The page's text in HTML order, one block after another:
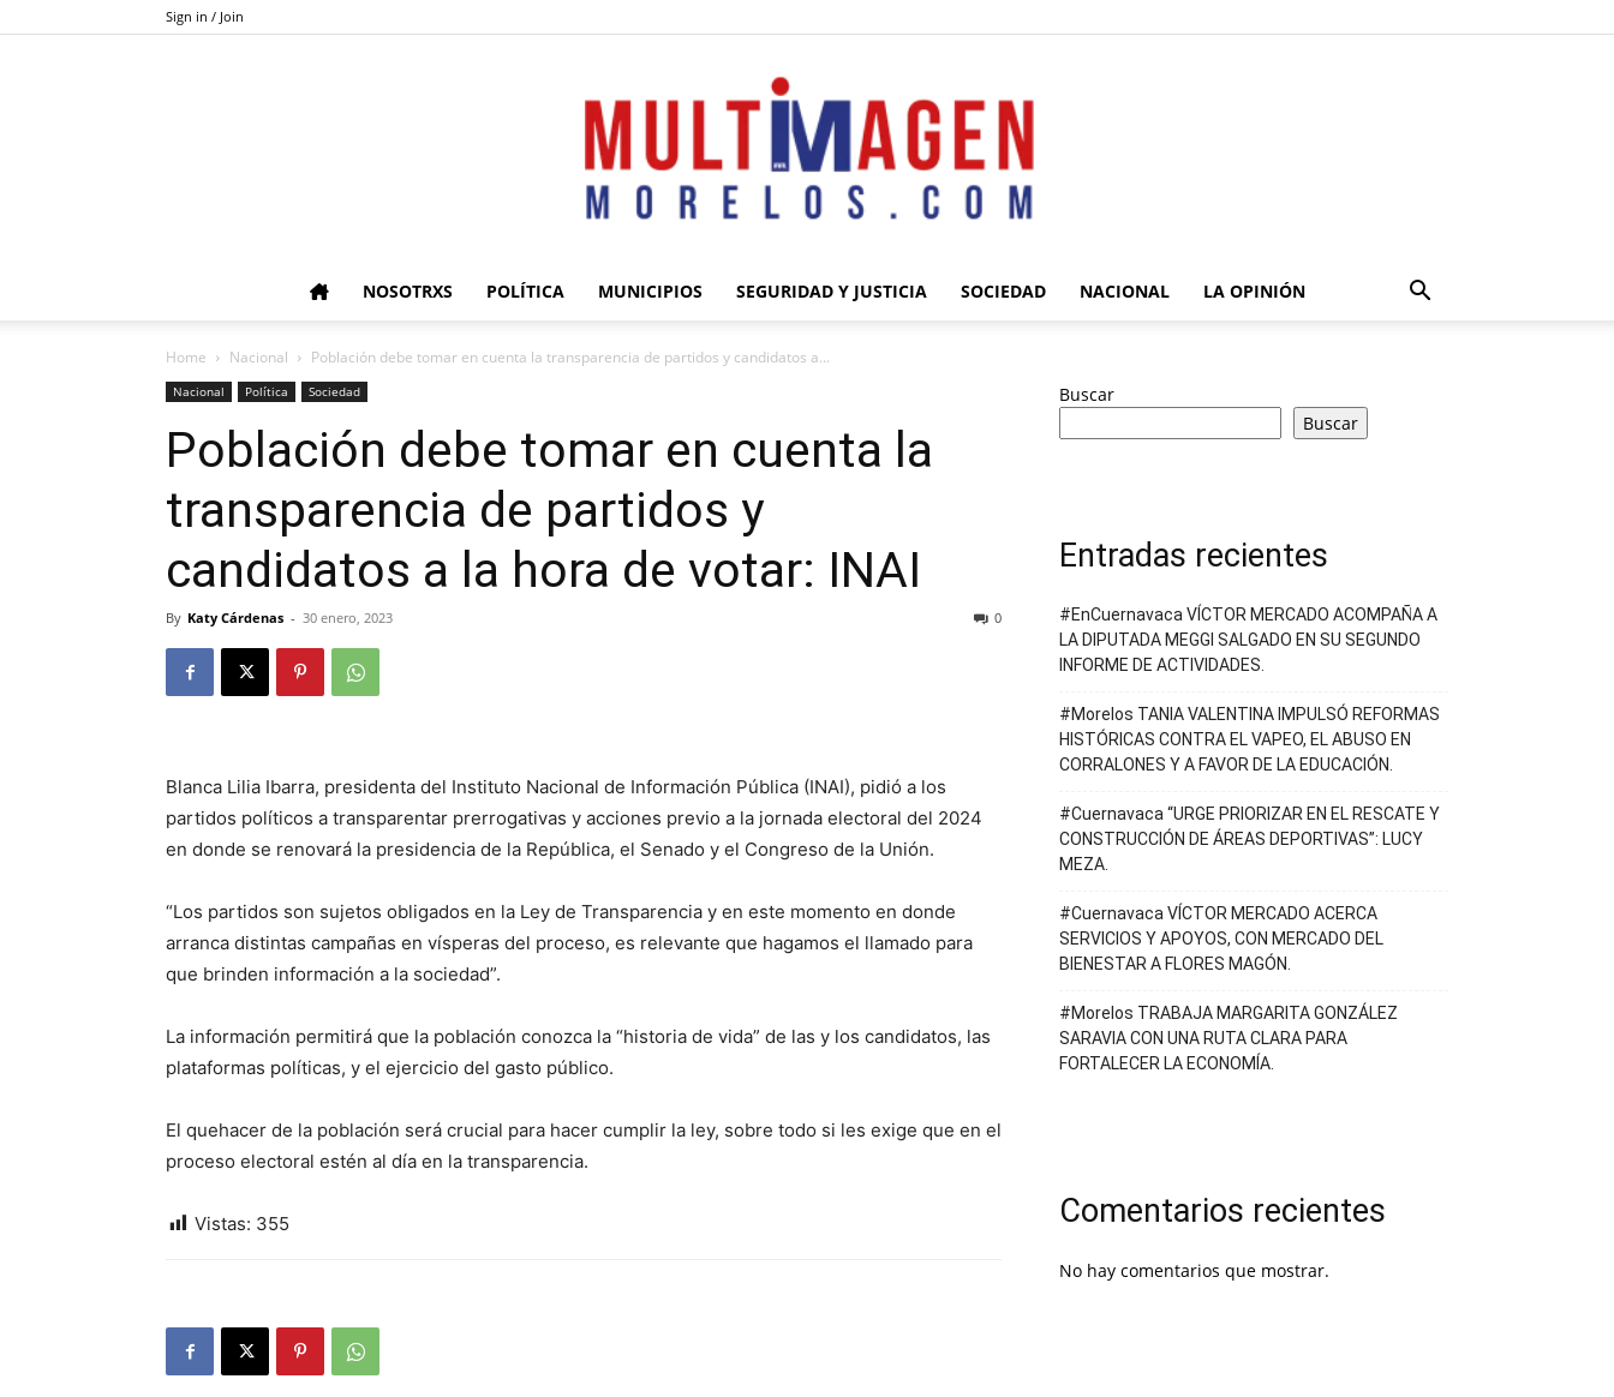
Sign in / Join
NOSOTRXS POLÍTICA MUNICIPIOS SEGURIDAD Y JUSTICIA SOCIEDAD NACIONAL LA OPINIÓN
Home Nacional Población debe tomar en cuenta la transparencia de partidos y candidatos a...
Nacional Política Sociedad
Población debe tomar en cuenta la
transparencia de partidos y
candidatos a la hora de votar: INAI
By Katy Cárdenas - 30 enero, 2023 0
Blanca Lilia Ibarra, presidenta del Instituto Nacional de Información Pública (INAI), pidió a los
partidos políticos a transparentar prerrogativas y acciones previo a la jornada electoral del 2024
en donde se renovará la presidencia de la República, el Senado y el Congreso de la Unión.
“Los partidos son sujetos obligados en la Ley de Transparencia y en este momento en donde
arranca distintas campañas en vísperas del proceso, es relevante que hagamos el llamado para
que brinden información a la sociedad”.
La información permitirá que la población conozca la “historia de vida” de las y los candidatos, las
plataformas políticas, y el ejercicio del gasto público.
El quehacer de la población será crucial para hacer cumplir la ley, sobre todo si les exige que en el
proceso electoral estén al día en la transparencia.
Vistas: 355
Buscar
Buscar
Entradas recientes
#EnCuernavaca VÍCTOR MERCADO ACOMPAÑA A
LA DIPUTADA MEGGI SALGADO EN SU SEGUNDO
INFORME DE ACTIVIDADES.
#Morelos TANIA VALENTINA IMPULSÓ REFORMAS
HISTÓRICAS CONTRA EL VAPEO, EL ABUSO EN
CORRALONES Y A FAVOR DE LA EDUCACIÓN.
#Cuernavaca “URGE PRIORIZAR EN EL RESCATE Y
CONSTRUCCIÓN DE ÁREAS DEPORTIVAS”: LUCY
MEZA.
#Cuernavaca VÍCTOR MERCADO ACERCA
SERVICIOS Y APOYOS, CON MERCADO DEL
BIENESTAR A FLORES MAGÓN.
#Morelos TRABAJA MARGARITA GONZÁLEZ
SARAVIA CON UNA RUTA CLARA PARA
FORTALECER LA ECONOMÍA.
Comentarios recientes
No hay comentarios que mostrar.